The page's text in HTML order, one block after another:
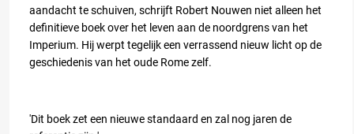
aandacht te schuiven, schrijft Robert Nouwen niet alleen het
definitieve boek over het leven aan de noordgrens van het
Imperium. Hij werpt tegelijk een verrassend nieuw licht op de
geschiedenis van het oude Rome zelf.
'Dit boek zet een nieuwe standaard en zal nog jaren de